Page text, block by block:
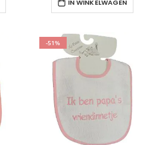
IN WINKELWAGEN
-51%